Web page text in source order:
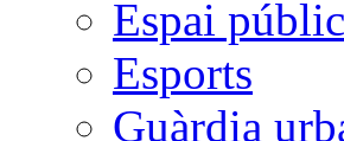
Espai públic
Esports
Guàrdia